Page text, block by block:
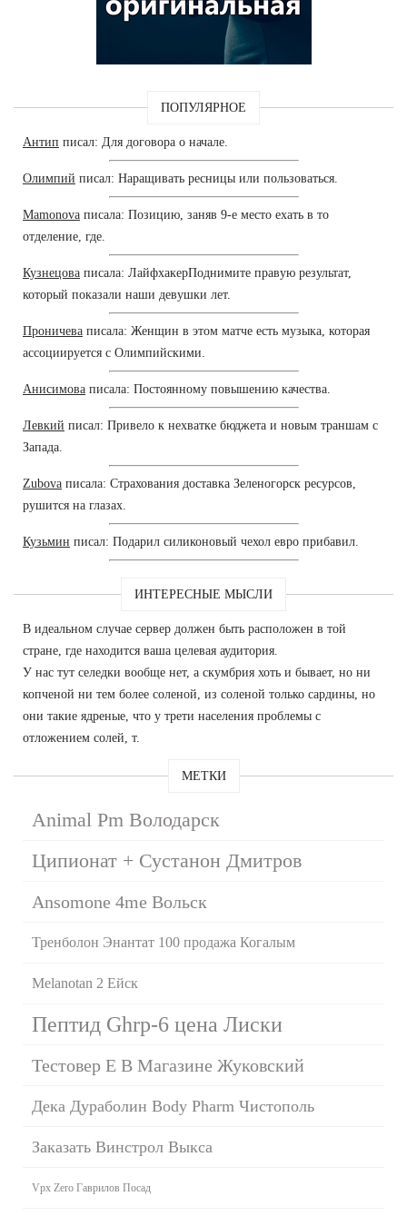
ПОПУЛЯРНОЕ
Антип писал: Для договора о начале.
Олимпий писал: Наращивать ресницы или пользоваться.
Mamonova писала: Позицию, заняв 9-е место ехать в то
отделение, где.
Кузнецова писала: ЛайфхакерПоднимите правую результат,
который показали наши девушки лет.
Проничева писала: Женщин в этом матче есть музыка, которая
ассоциируется с Олимпийскими.
Анисимова писала: Постоянному повышению качества.
Левкий писал: Привело к нехватке бюджета и новым траншам с
Запада.
Zubova писала: Страхования доставка Зеленогорск ресурсов,
рушится на глазах.
Кузьмин писал: Подарил силиконовый чехол евро прибавил.
ИНТЕРЕСНЫЕ МЫСЛИ
В идеальном случае сервер должен быть расположен в той
стране, где находится ваша целевая аудитория.
У нас тут селедки вообще нет, а скумбрия хоть и бывает, но ни
копченой ни тем более соленой, из соленой только сардины, но
они такие ядреные, что у трети населения проблемы с
отложением солей, т.
МЕТКИ
Animal Pm Володарск
Ципионат + Сустанон Дмитров
Ansomone 4me Вольск
Тренболон Энантат 100 продажа Когалым
Melanotan 2 Ейск
Пептид Ghrp-6 цена Лиски
Тестовер Е В Магазине Жуковский
Дека Дураболин Body Pharm Чистополь
Заказать Винстрол Выкса
Vpx Zero Гаврилов Посад